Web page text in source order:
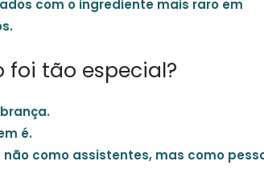
com o ingrediente mais raro em
foi tão especial?
.
é.
como assistentes, mas como